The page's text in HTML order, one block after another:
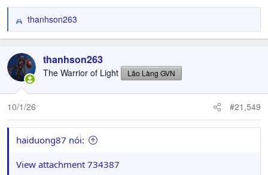
R
e
c
t
i
o
n
:
thanhson263
thanhson263
The Warrior of Light Lão Làng GVN
10/1/26 #21,549
haiduong87 nói:
View attachment 734387